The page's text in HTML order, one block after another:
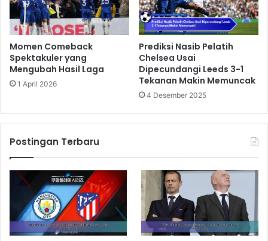
Momen Comeback
Spektakuler yang
Mengubah Hasil Laga
1 April 2026
Prediksi Nasib Pelatih
Chelsea Usai
Dipecundangi Leeds 3-1
Tekanan Makin Memuncak
4 Desember 2025
Postingan Terbaru